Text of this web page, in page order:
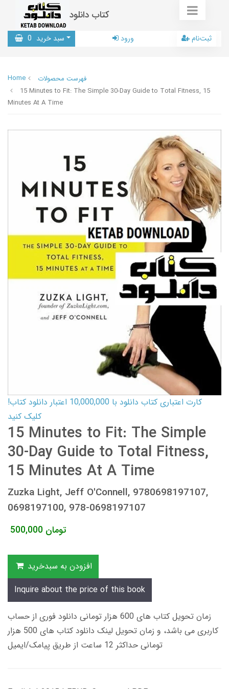
کتاب دانلود
سبد خرید 0 ورود ثبت‌نام
Home
فهرست محصولات
15 Minutes to Fit: The Simple 30-Day Guide to Total Fitness, 15
Minutes At A Time
کارت اعتباری کتاب دانلود با 10,000,000 اعتبار دانلود کتاب!
کلیک کنید
15 Minutes to Fit: The Simple
30-Day Guide to Total Fitness,
15 Minutes At A Time
Zuzka Light, Jeff O'Connell, 9780698197107,
0698197100, 978-0698197107
500,000 تومان
افزودن به سبدخرید
Inquire about the price of this book
زمان تحویل کتاب های 600 هزار تومانی دانلود فوری از حساب
کاربری می باشد، و زمان تحویل لینک دانلود کتاب های 500 هزار
تومانی حداکثر 12 ساعت از طریق پیامک/ایمیل